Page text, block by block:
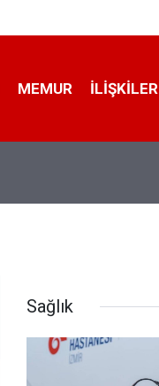
MEMUR İLIŞKILER
Sağlık